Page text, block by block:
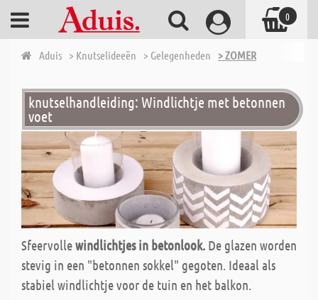
Aduis > Knutselideeën > Gelegenheden > ZOMER
knutselhandleiding: Windlichtje met betonnen
voet
Sfeervollewindlichtjes in betonlook. De glazen worden
stevig in een "betonnen sokkel" gegoten. Ideaal als
stabiel windlichtje voor de tuin en het balkon.
0